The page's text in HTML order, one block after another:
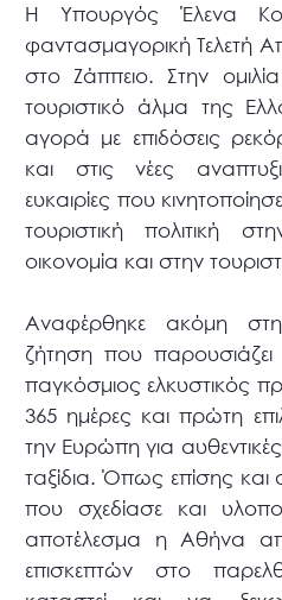
Η Υπουργός Έλενα
φαντασμαγορική Τελετή
στο Ζάππειο. Στην
τουριστικό άλμα της
αγορά με επιδόσεις
και στις νέες
ευκαιρίες που
τουριστική πολιτική
οικονομία και στην
Αναφέρθηκε ακόμη
ζήτηση που
παγκόσμιος ελκυστικός
365 ημέρες και πρώτη
την Ευρώπη για αυθεντικές
ταξίδια. Όπως επίσης και
που σχεδίασε και
αποτέλεσμα η Αθήνα
επισκεπτών στο